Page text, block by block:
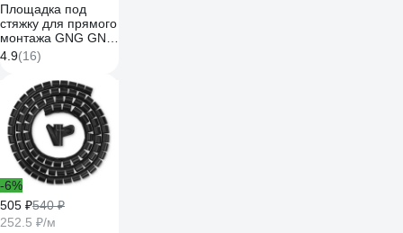
Площадка под
стяжку для прямого
монтажа GNG GN-
EPLT-01B, черная,
упаковка 100 шт.
GNEPLT01B
4.9(16)
-6%
505 ₽540 ₽
252.5 ₽/м